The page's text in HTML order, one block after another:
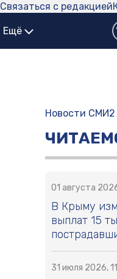
Связаться с редакцией
Ещё
Новости СМИ2
01 августа
В Крыму
выплат 15
31 июля 2026,